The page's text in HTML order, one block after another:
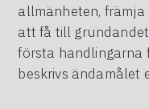
allmänheten,
att få till
första handlingarna
beskrivs ändamålet